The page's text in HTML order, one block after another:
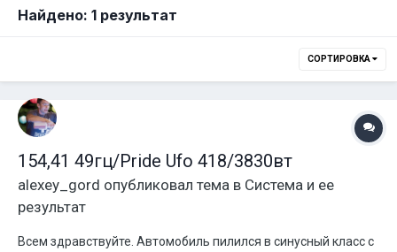
Найдено: 1 результат
СОРТИРОВКА
154,41 49гц/Pride Ufo 418/3830вт
alexey_gord опубликовал тема в Система и ее
результат
Всем здравствуйте. Автомобиль пилился в синусный класс с